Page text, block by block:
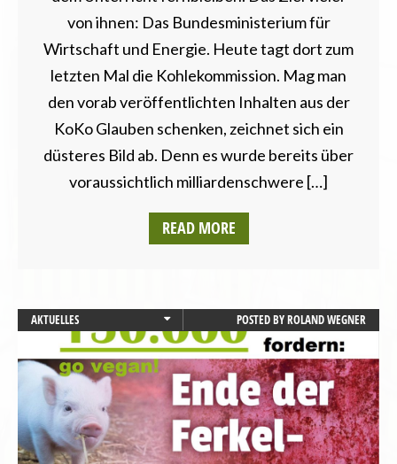
von ihnen: Das Bundesministerium für
Wirtschaft und Energie. Heute tagt dort zum
letzten Mal die Kohlekommission. Mag man
den vorab veröffentlichten Inhalten aus der
KoKo Glauben schenken, zeichnet sich ein
düsteres Bild ab. Denn es wurde bereits über
voraussichtlich milliardenschwere […]
READ MORE
AKTUELLES
BADEN-WÜRTTEMBERG
BAYERN
BERLIN
BREMEN
HAMBURG
HESSEN
POSTED BYROLAND WEGNER